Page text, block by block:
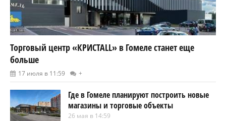
Торговый центр «КРИСТАLL» в Гомеле станет еще
больше
17 июля в 11:59 +
Где в Гомеле планируют построить новые
магазины и торговые объекты
26 мая в 14:59